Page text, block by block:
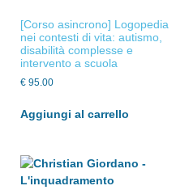
[Corso asincrono] Logopedia
nei contesti di vita: autismo,
disabilità complesse e
intervento a scuola
€ 95.00
Aggiungi al carrello